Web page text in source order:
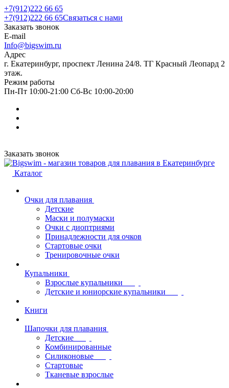
+7(912)222 66 65
+7(912)222 66 65Связаться с нами
Заказать звонок
E-mail
Info@bigswim.ru
Адрес
г. Екатеринбург, проспект Ленина 24/8. ТГ Красный Леопард 2
этаж.
Режим работы
Пн-Пт 10:00-21:00 Сб-Вс 10:00-20:00
Заказать звонок
Каталог
Очки для плавания
Детские
Маски и полумаски
Очки с диоптриями
Принадлежности для очков
Стартовые очки
Тренировочные очки
Купальники
Взрослые купальники
Детские и юниорские купальники
Книги
Шапочки для плавания
Детские
Комбинированные
Силиконовые
Стартовые
Тканевые взрослые